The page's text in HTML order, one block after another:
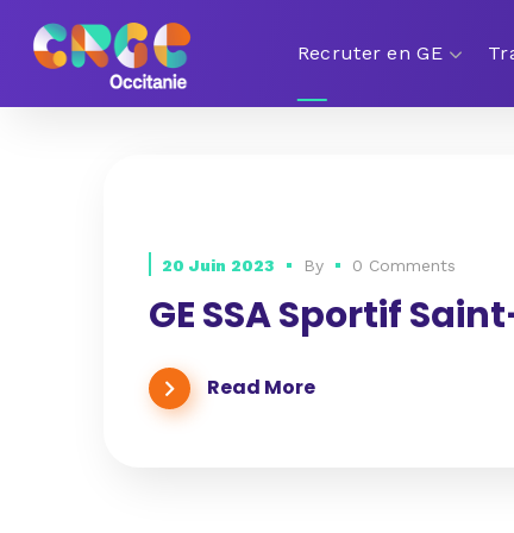
Recruter en GE
20 Juin 2023 By 0 Comments
GE SSA Sportif
Read More